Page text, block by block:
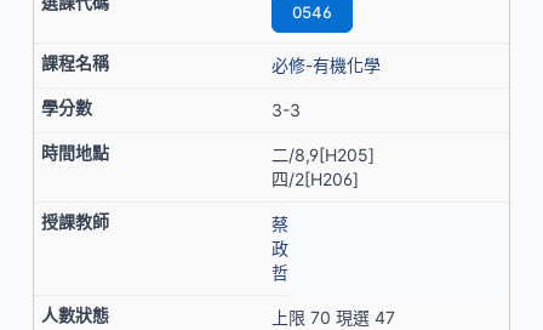
0546
必修-有機化學
3-3
二/8,9[H205]
四/2[H206]
蔡
政
哲
上限 70 現選 47